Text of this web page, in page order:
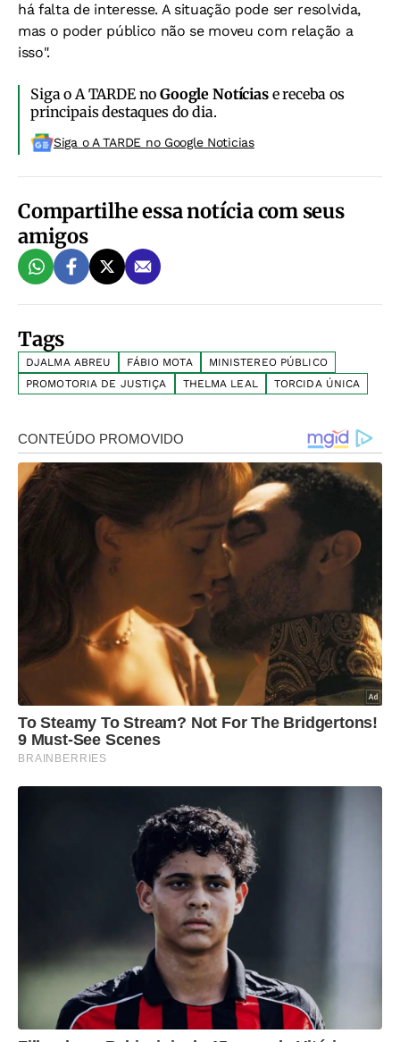
há falta de interesse. A situação pode ser resolvida,
mas o poder público não se moveu com relação a
isso".
Siga o A TARDE noGoogle Notíciase receba os
principais destaques do dia.
Siga o A TARDE no Google Noticias
Compartilhe essa notícia com seus
amigos
Tags
DJALMA ABREU FÁBIO MOTA
MINISTEREO PÚBLICO
PROMOTORIA DE JUSTIÇA
THELMA LEAL TORCIDA ÚNICA